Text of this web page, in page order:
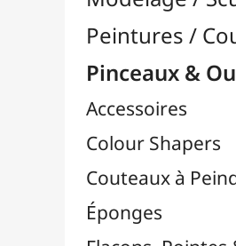
Palettes
Pinceaux

Lots & Sets de Pinceaux
Pinceaux Par Marques
Pinceaux Bob Ross
Pinceaux Da Vinci
Pinceaux FM Brush
Pinceaux Liquitex
Pinceaux LUKAS